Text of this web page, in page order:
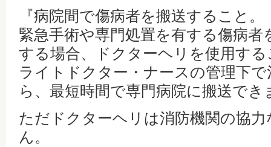
『病院間で傷病者を搬送すること。
緊急手術や専門処置を有する傷病者
する場合、ドクターヘリを使用す
ライトドクター・ナースの管理下
ら、最短時間で専門病院に搬送でき
ただドクターヘリは消防機関の協
ん。